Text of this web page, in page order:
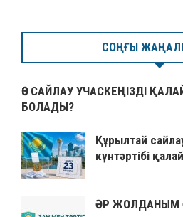
СОҢҒЫ
ӨЗ САЙЛАУ УЧАСКЕҢІЗДІ
БОЛАДЫ?
Құрылтай
күнтәртібі
ӘР ЖОЛДАНЫМ